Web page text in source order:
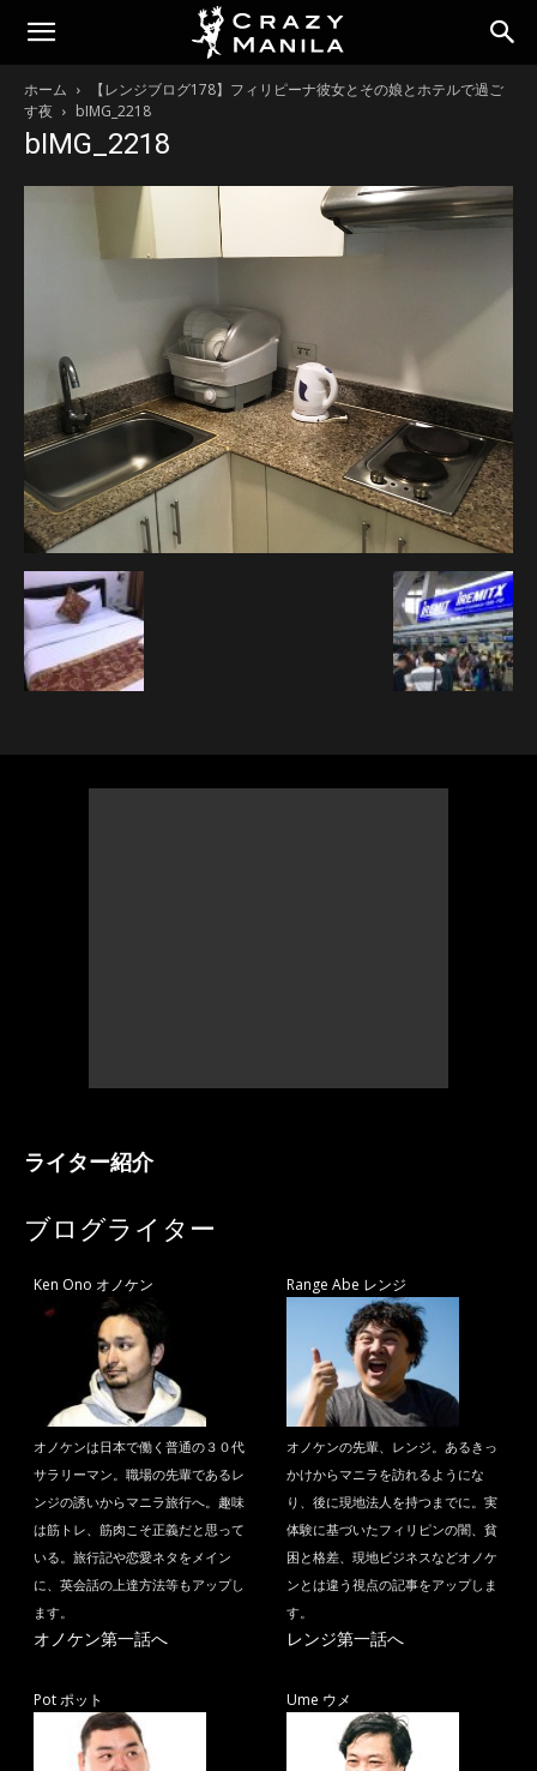
ホーム
【レンジブログ178】フィリピーナ彼女とその娘とホテルで過ご
す夜
bIMG_2218
bIMG_2218
ライター紹介
ブログライター
Ken Ono オノケン
オノケンは日本で働く普通の３０代
サラリーマン。職場の先輩であるレ
ンジの誘いからマニラ旅行へ。趣味
は筋トレ、筋肉こそ正義だと思って
いる。旅行記や恋愛ネタをメイン
に、英会話の上達方法等もアップし
ます。
オノケン第一話へ
Range Abe レンジ
オノケンの先輩、レンジ。あるきっ
かけからマニラを訪れるようにな
り、後に現地法人を持つまでに。実
体験に基づいたフィリピンの闇、貧
困と格差、現地ビジネスなどオノケ
ンとは違う視点の記事をアップしま
す。
レンジ第一話へ
Pot ポット Ume ウメ